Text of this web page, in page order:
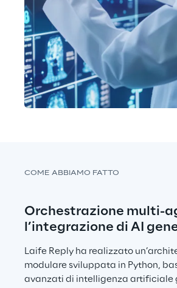
COME ABBIAMO FATTO
Orchestrazione multi-
l’integrazione di AI
Laife Reply ha realizzato
modulare sviluppata in Python,
avanzati di intelligenza artificiale